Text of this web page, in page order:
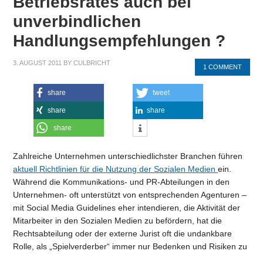
unverbindlichen
Handlungsempfehlungen ?
3. AUGUST 2011 BYCULBRICHT
1 COMMENT
share tweet
share share
share
Zahlreiche Unternehmen unterschiedlichster Branchen führen
aktuell Richtlinien für die Nutzung der Sozialen Medienein.
Während die Kommunikations- und PR-Abteilungen in den
Unternehmen- oft unterstützt von entsprechenden Agenturen –
mit Social Media Guidelines eher intendieren, die Aktivität der
Mitarbeiter in den Sozialen Medien zu befördern, hat die
Rechtsabteilung oder der externe Jurist oft die undankbare
Rolle, als „Spielverderber“ immer nur Bedenken und Risiken zu